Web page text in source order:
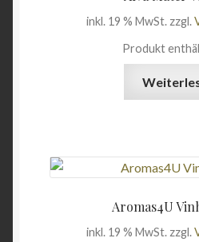
inkl. 19 % MwSt. zzgl.
Produkt
Aromas4U
inkl. 19 % MwSt. zzgl.